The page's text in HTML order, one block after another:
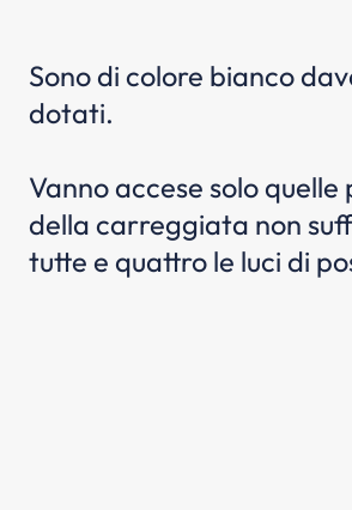
Sono di colore bianco
dotati.
Vanno accese solo
della carreggiata non
tutte e quattro le luci di